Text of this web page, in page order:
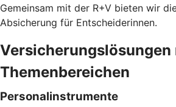
Gemeinsam mit der R+V bieten wir
Absicherung für Entscheiderinnen.
Versicherungslösungen
Themenbereichen
Personalinstrumente